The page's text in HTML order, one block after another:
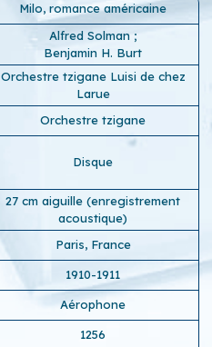
Milo, romance américaine
Alfred Solman ;
Benjamin H. Burt
Orchestre tzigane Luisi de chez
Larue
Orchestre tzigane
Disque
27 cm aiguille (enregistrement
acoustique)
Paris, France
1910-1911
Aérophone
1256